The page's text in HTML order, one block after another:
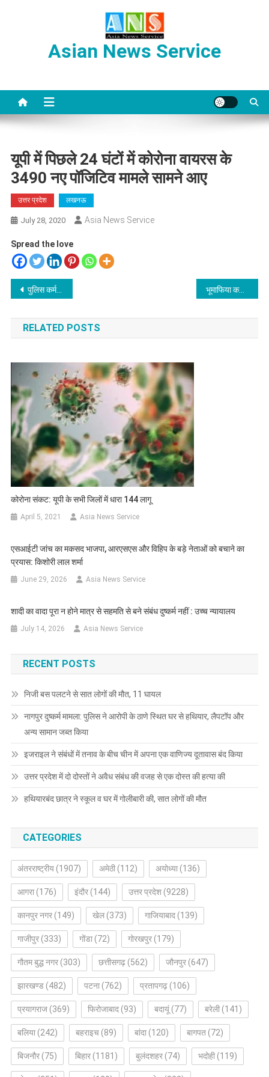
Asian News Service
यूपी में पिछले 24 घंटों में कोरोना वायरस के
3490 नए पॉजिटिव मामले सामने आए
उत्तर प्रदेश लखनऊ
July 28, 2020 Asia News Service
Spread the love
Post
navigation
पुलिस कर्मचारियों के लिये बनेंगे बहुमंजिला आवासीय परिसर – मंत्री डॉ. मिश्रा भूमाफिया कविता नागले गिरफ्तार
RELATED POSTS
कोरोना संकट: यूपी के सभी जिलों में धारा 144 लागू
April 5, 2021 Asia News Service
एसआईटी जांच का मकसद भाजपा, आरएसएस और विहिप के बड़े नेताओं को बचाने का
प्रयास: किशोरी लाल शर्मा
June 29, 2026 Asia News Service
शादी का वादा पूरा न होने मात्र से सहमति से बने संबंध दुष्कर्म नहीं : उच्च न्यायालय
July 14, 2026 Asia News Service
RECENT POSTS
निजी बस पलटने से सात लोगों की मौत, 11 घायल
नागपुर दुष्कर्म मामला: पुलिस ने आरोपी के ठाणे स्थित घर से हथियार, लैपटॉप और
अन्य सामान जब्त किया
इजराइल ने संबंधों में तनाव के बीच चीन में अपना एक वाणिज्य दूतावास बंद किया
उत्तर प्रदेश में दो दोस्तों ने अवैध संबंध की वजह से एक दोस्त की हत्या की
हथियारबंद छात्र ने स्कूल व घर में गोलीबारी की, सात लोगों की मौत
CATEGORIES
अंतरराष्ट्रीय(1907) अमेठी(112) अयोध्या(136)
आगरा(176) इंदौर(144) उत्तर प्रदेश(9228)
कानपुर नगर(149) खेल(373) गाजियाबाद(139)
गाजीपुर(333) गोंडा(72) गोरखपुर(179)
गौतम बुद्ध नगर(303) छत्तीसगढ़(562) जौनपुर(647)
झारखण्ड(482) पटना(762) प्रतापगढ़(106)
प्रयागराज(369) फिरोजाबाद(93) बदायूं(77) बरेली(141)
बलिया(242) बहराइच(89) बांदा(120) बागपत(72)
बिजनौर(75) बिहार(1181) बुलंदशहर(74) भदोही(119)